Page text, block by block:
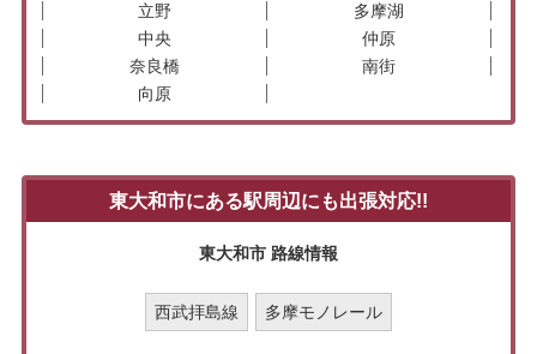
立野
多摩湖
中央
仲原
奈良橋
南街
向原
東大和市にある駅周辺にも出張対応!!
東大和市 路線情報
西武拝島線 多摩モノレール